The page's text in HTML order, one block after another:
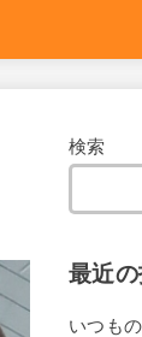
検索
最近
いつも